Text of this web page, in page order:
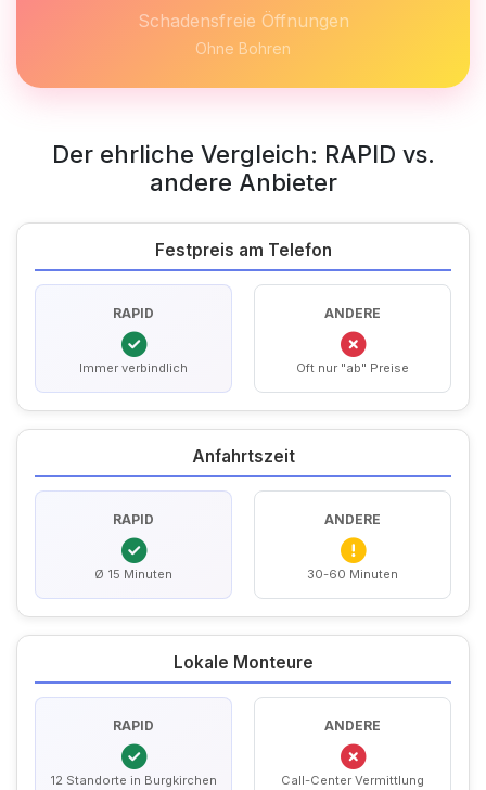
Schadensfreie Öffnungen
Ohne Bohren
Der ehrliche Vergleich: RAPID vs.
andere Anbieter
Festpreis am Telefon
RAPID
Immer verbindlich
ANDERE
Oft nur "ab" Preise
Anfahrtszeit
RAPID
Ø 15 Minuten
ANDERE
30-60 Minuten
Lokale Monteure
RAPID
12 Standorte in Burgkirchen
ANDERE
Call-Center Vermittlung